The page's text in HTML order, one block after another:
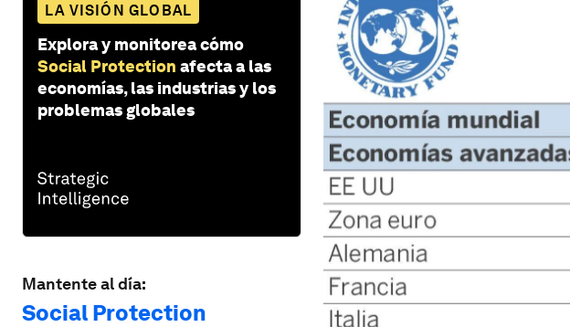
LA VISIÓN GLOBAL
Explora y monitorea cómo
Social Protection afecta a las
economías, las industrias y los
problemas globales
Mantente al día:
Social Protection